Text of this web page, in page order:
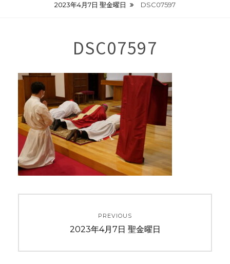
2023年4月7日 聖金曜日 DSC07597
DSC07597
ナ
PREVIOUS
Previous
2023年4月7日 聖金曜日